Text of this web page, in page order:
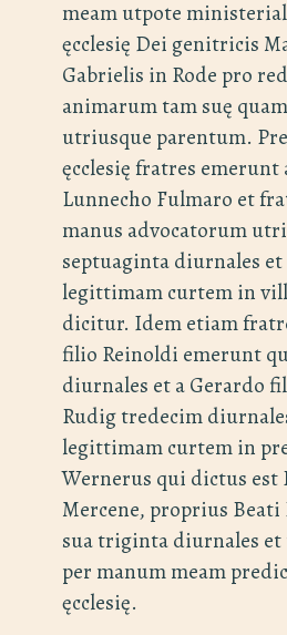
meam utpote
ęcclesię Dei genitricis
Gabrielis in Rode pro
animarum tam suę
utriusque parentum.
ęcclesię fratres emerunt
Lunnecho Fulmaro et
manus advocatorum
septuaginta diurnales
legittimam curtem in
dicitur. Idem etiam
filio Reinoldi emerunt
diurnales et a Gerardo
Rudig tredecim
legittimam curtem in
Wernerus qui dictus est
Mercene, proprius
sua triginta diurnales
per manum meam
ęcclesię.